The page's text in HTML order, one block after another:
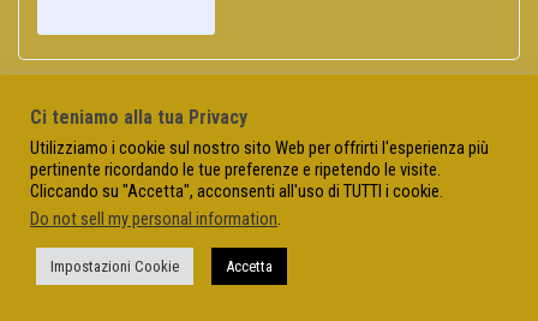
Ci teniamo alla tua Privacy
Utilizziamo i cookie sul nostro sito Web per offrirti l'esperienza più
pertinente ricordando le tue preferenze e ripetendo le visite.
Cliccando su "Accetta", acconsenti all'uso di TUTTI i cookie.
Do not sell my personal information.
Impostazioni Cookie Accetta